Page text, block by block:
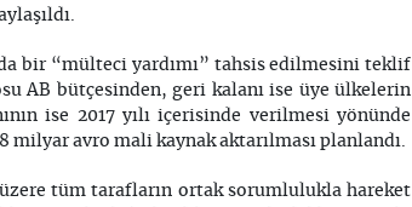
bir “mülteci yardımı” tahsis edilmesini teklif
AB bütçesinden, geri kalanı ise üye ülkelerin
ise 2017 yılı içerisinde verilmesi yönünde
avro mali kaynak aktarılması planlandı.
tüm tarafların ortak sorumlulukla hareket